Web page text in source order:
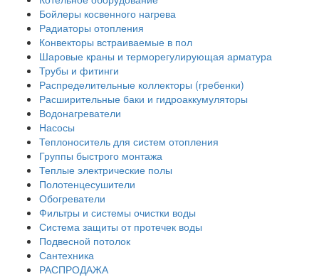
Бойлеры косвенного нагрева
Радиаторы отопления
Конвекторы встраиваемые в пол
Шаровые краны и терморегулирующая арматура
Трубы и фитинги
Распределительные коллекторы (гребенки)
Расширительные баки и гидроаккумуляторы
Водонагреватели
Насосы
Теплоноситель для систем отопления
Группы быстрого монтажа
Теплые электрические полы
Полотенцесушители
Обогреватели
Фильтры и системы очистки воды
Система защиты от протечек воды
Подвесной потолок
Сантехника
РАСПРОДАЖА